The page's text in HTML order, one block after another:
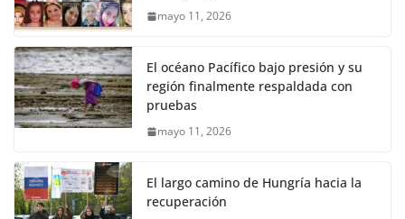
mayo 11, 2026
El océano Pacífico bajo presión y su
región finalmente respaldada con
pruebas
mayo 11, 2026
El largo camino de Hungría hacia la
recuperación